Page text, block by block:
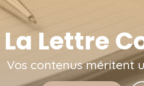
Lettre
Vos contenus méritent